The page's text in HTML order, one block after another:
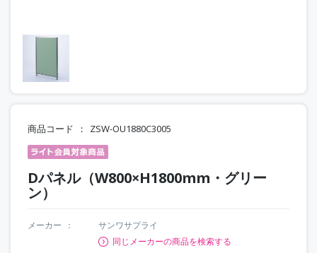
商品コード ZSW-OU1880C3005
Dパネル（W800×H1800mm・グリー
ン）
メーカー
サンワサプライ
同じメーカーの商品を検索する